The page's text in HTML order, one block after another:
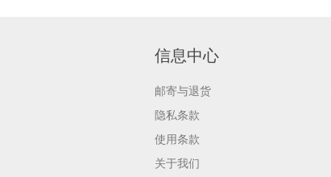
信息中心
邮寄与退货
隐私条款
使用条款
关于我们